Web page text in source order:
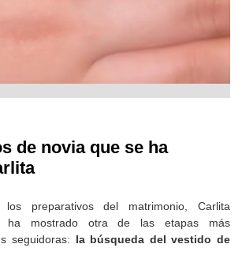
de novia que se ha
los preparativos del matrimonio, Carlita
ha mostrado otra de las etapas más
seguidoras: la búsqueda del vestido de